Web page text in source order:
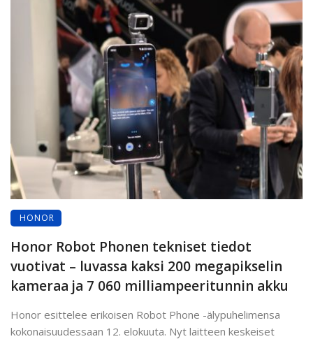
HONOR
Honor Robot Phonen tekniset tiedot
vuotivat – luvassa kaksi 200 megapikselin
kameraa ja 7 060 milliampeeritunnin akku
Honor esittelee erikoisen Robot Phone -älypuhelimensa
kokonaisuudessaan 12. elokuuta. Nyt laitteen keskeiset